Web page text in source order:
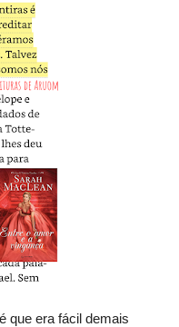
que era fácil demais